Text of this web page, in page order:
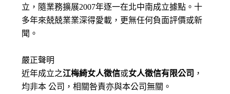
立，隨業務擴展2007年逐一在北中南成立據點。十
多年來兢兢業業深得愛載，更無任何負面評價或新
聞。
嚴正聲明
近年成立之江梅綺女人徵信或女人徵信有限公司 ，
均非本 公司，相關咎責亦與本公司無關。